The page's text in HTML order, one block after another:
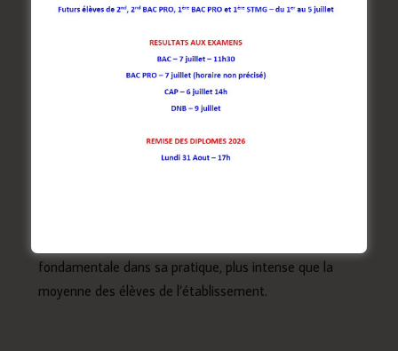
pour impliquer parents et enfants dans la vie de la
section. Il est aussi utile pour quantifier les temps
de pratique des élèves et identifier une pratique
compléter chaque semaine et le viser.
fondamentale dans sa pratique, plus intense que la
moyenne des élèves de l’établissement.